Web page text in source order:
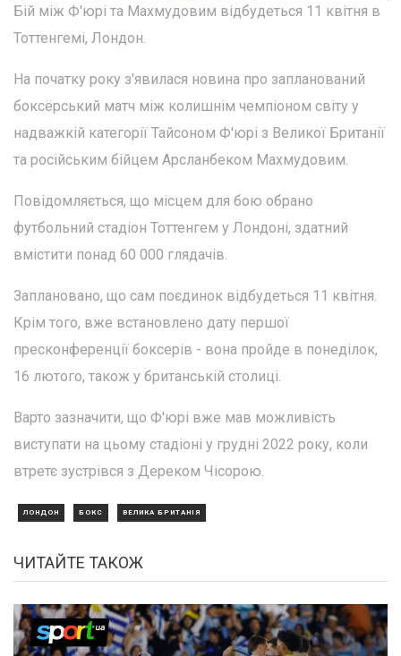
Бій між Ф'юрі та Махмудовим відбудеться 11 квітня в
Тоттенгемі, Лондон.
На початку року з'явилася новина про запланований
боксёрський матч між колишнім чемпіоном світу у
надважкій категорії Тайсоном Ф'юрі з Великої Британії
та російським бійцем Арсланбеком Махмудовим.
Повідомляється, що місцем для бою обрано
футбольний стадіон Тоттенгем у Лондоні, здатний
вмістити понад 60 000 глядачів.
Заплановано, що сам поєдинок відбудеться 11 квітня.
Крім того, вже встановлено дату першої
пресконференції боксерів - вона пройде в понеділок,
16 лютого, також у британській столиці.
Варто зазначити, що Ф'юрі вже мав можливість
виступати на цьому стадіоні у грудні 2022 року, коли
втретє зустрівся з Дереком Чісорою.
ЛОНДОН БОКС ВЕЛИКА БРИТАНІЯ
ЧИТАЙТЕ ТАКОЖ